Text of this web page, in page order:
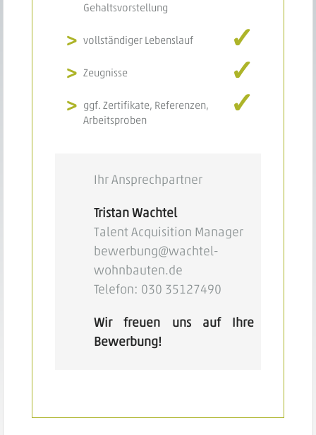
Gehaltsvorstellung
vollständiger Lebenslauf
Zeugnisse
ggf. Zertifikate, Referenzen,
Arbeitsproben
Ihr Ansprechpartner
Tristan Wachtel
Talent Acquisition Manager
bewerbung@wachtel-
wohnbauten.de
Telefon: 030 35127490
Wir freuen uns auf Ihre
Bewerbung!